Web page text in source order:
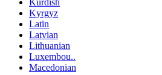
Kurdish
Kyrgyz
Latin
Latvian
Lithuanian
Luxembou..
Macedonian